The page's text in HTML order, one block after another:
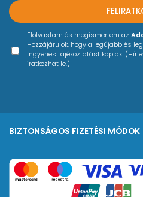
Elolvastam és megismertem az
Hozzájárulok, hogy a legújabb és
ingyenes tájékoztatást kapjak.
iratkozhat le.)
BIZTONSÁGOS FIZETÉSI MÓDOK